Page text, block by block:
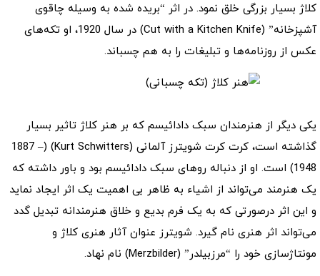
کلاژ بسیار بزرگی خلق نمود. در اثر “بریده شده به وسیله چاقوی
آشپزخانه” (Cut with a Kitchen Knife) در سال 1920، او تکه‌های
عکس از روزنامه‌ها و تبلیغات را به هم چسباند.
یکی دیگر از هنرمندان سبک دادائیسم که بر هنر کلاژ تاثیر بسیار
گذاشته است، کرت کرت شویترز آلمانی (Kurt Schwitters) (1887 –
1948) است. او از دنباله روهای سبک دادائیسم بود و باور داشته که
یک هنرمند می‌تواند از اشیاء به ظاهر بی اهمیت یک اثر ایجاد نماید
و این اثر درصورتی که به یک فرم بدیع و خلاق هنرمندانه تبدیل گدد
می‌تواند اثر هنری نام گیرد. شویترز عنوان آثار هنری کلاژ و
مونتاژسازی خود را “مرزبیلدر” (Merzbilder) نام نهاد.